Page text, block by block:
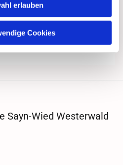
erlauben
Cookies
Sayn-Wied Westerwald